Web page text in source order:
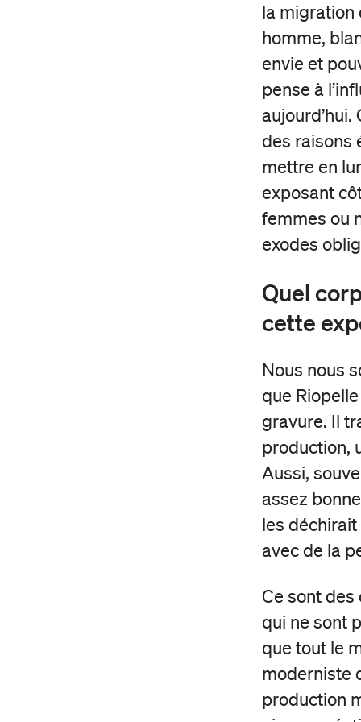
la migration
homme,
envie et
pense à
des raisons
mettre en
exposant
femmes ou
exodes
Quel
cette
Nous nous
que
gravure. Il
production,
Aussi,
assez
les déchirait
avec de la
Ce sont des
qui ne sont
que tout le
moderniste
production